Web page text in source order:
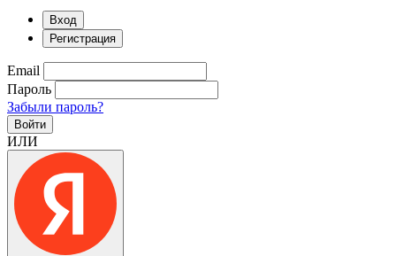
Вход
Регистрация
Email
Пароль
Забыли пароль?
Войти
ИЛИ